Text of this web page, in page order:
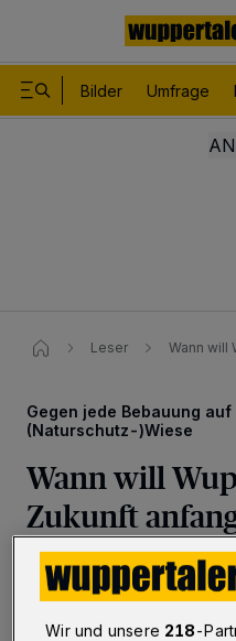
Bilder Umfrage
Leser Wann will
Gegen jede Bebauung
(Naturschutz-)Wiese
Wann will
Zukunft
Betr.: Kleine Höhe
Wir und unsere 218-